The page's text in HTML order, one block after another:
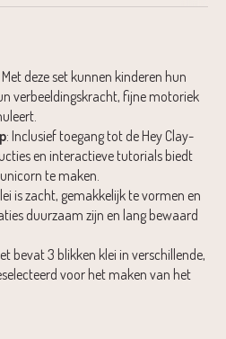
Met deze set kunnen kinderen hun
verbeeldingskracht, fijne motoriek
: Inclusief toegang tot de Hey Clay-
en interactieve tutorials biedt
te maken.
is zacht, gemakkelijk te vormen en
duurzaam zijn en lang bewaard
bevat 3 blikken klei in verschillende,
voor het maken van het